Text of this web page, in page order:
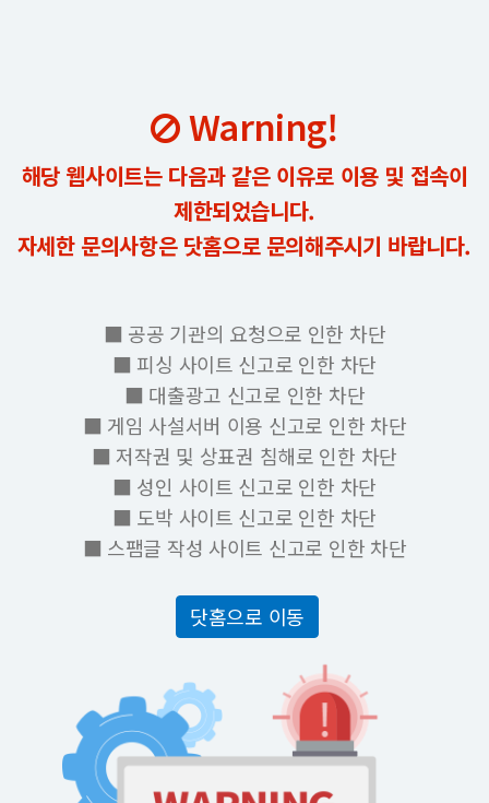
Warning!
해당 웹사이트는 다음과 같은 이유로 이용 및 접속이
제한되었습니다.
자세한 문의사항은 닷홈으로 문의해주시기 바랍니다.
■ 공공 기관의 요청으로 인한 차단
■ 피싱 사이트 신고로 인한 차단
■ 대출광고 신고로 인한 차단
■ 게임 사설서버 이용 신고로 인한 차단
■ 저작권 및 상표권 침해로 인한 차단
■ 성인 사이트 신고로 인한 차단
■ 도박 사이트 신고로 인한 차단
■ 스팸글 작성 사이트 신고로 인한 차단
닷홈으로 이동